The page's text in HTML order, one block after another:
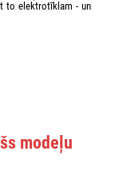
to elektrotīklam - un
modeļu